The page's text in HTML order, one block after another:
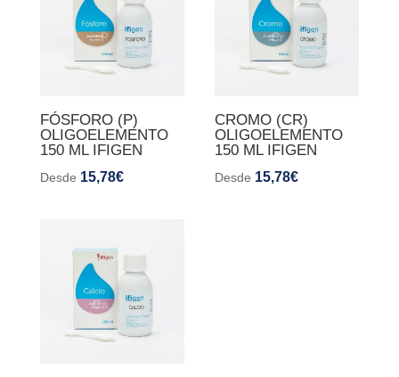
FÓSFORO (P)
OLIGOELEMENTO
150 ML IFIGEN
Desde 15,78€
CROMO (CR)
OLIGOELEMENTO
150 ML IFIGEN
Desde 15,78€